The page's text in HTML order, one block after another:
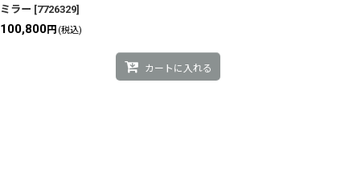
ミラー [7726329]
100,800円 (税込)
カートに入れる